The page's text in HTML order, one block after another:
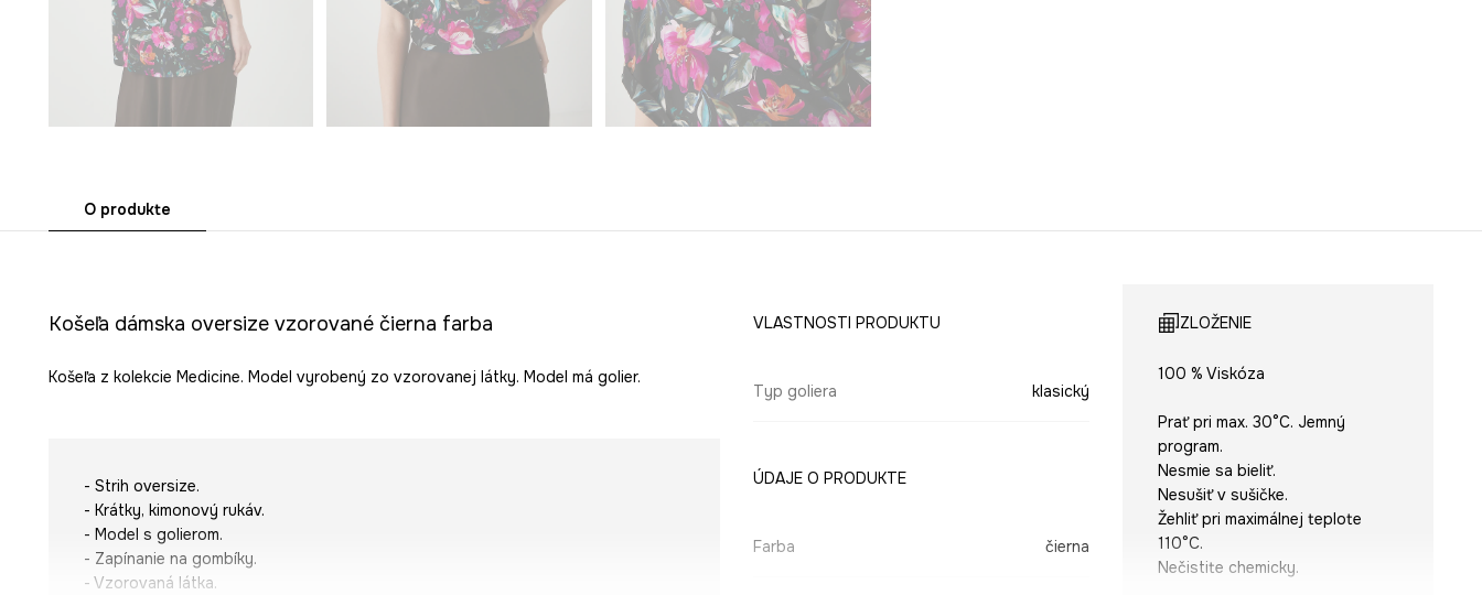
O produkte
Košeľa dámska oversize vzorované čierna farba
Košeľa z kolekcie Medicine. Model vyrobený zo vzorovanej látky. Model má golier.
- Strih oversize.
- Krátky, kimonový rukáv.
- Model s golierom.
- Zapínanie na gombíky.
- Vzorovaná látka.
VLASTNOSTI PRODUKTU
Typ goliera klasický
ÚDAJE O PRODUKTE
Farba čierna
ZLOŽENIE
100 % Viskóza
Prať pri max. 30°C. Jemný
program.
Nesmie sa bieliť.
Nesušiť v sušičke.
Žehliť pri maximálnej teplote
110°C.
Nečistite chemicky.